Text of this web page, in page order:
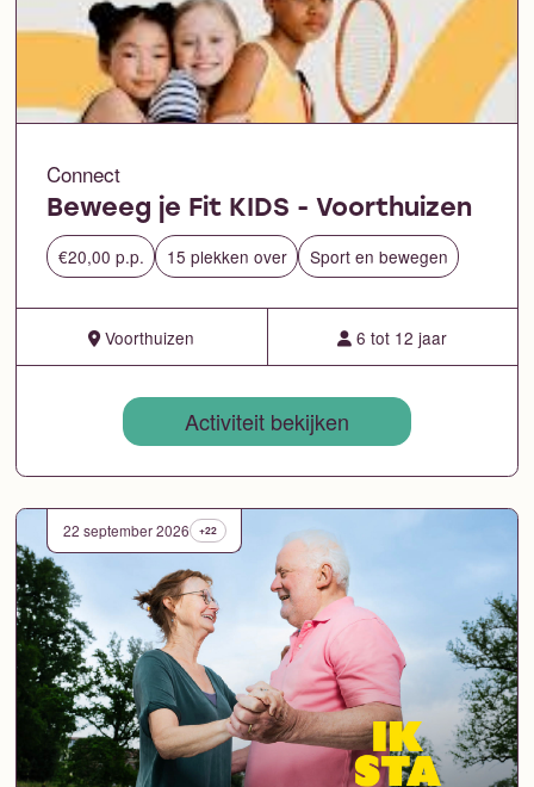
Connect
Beweeg je Fit KIDS - Voorthuizen
€20,00 p.p. 15 plekken over Sport en bewegen
Voorthuizen 6 tot 12 jaar
Activiteit bekijken
22 september 2026 +22